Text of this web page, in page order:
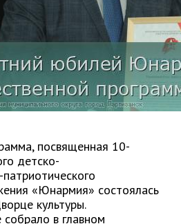
нашего
нашего
города
125 лет. Город в
– с пристрастием»
Энергия времени."
посвященная 10-
детско-
«Юнармия» состоялась
культуры.
в главном